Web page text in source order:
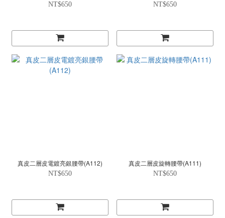
NT$650 NT$650
真皮二層皮電鍍亮銀腰帶(A112)
NT$650
真皮二層皮旋轉腰帶(A111)
NT$650